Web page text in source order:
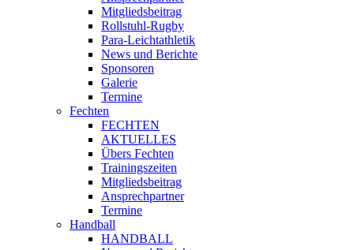
Mitgliedsbeitrag
Rollstuhl-Rugby
Para-Leichtathletik
News und Berichte
Sponsoren
Galerie
Termine
Fechten
FECHTEN
AKTUELLES
Übers Fechten
Trainingszeiten
Mitgliedsbeitrag
Ansprechpartner
Termine
Handball
HANDBALL